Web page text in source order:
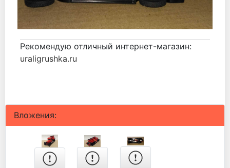
Рекомендую отличный интернет-магазин:
uraligrushka.ru
Вложения: